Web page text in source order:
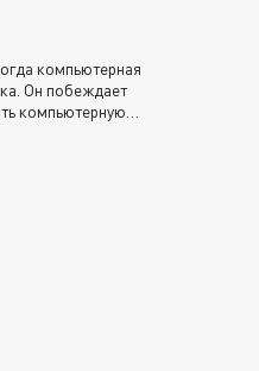
компьютерная
Он побеждает
компьютерную